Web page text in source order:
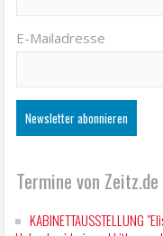
E-Mailadresse
Termine von Zeitz.de
KABINETTAUSSTELLUNG